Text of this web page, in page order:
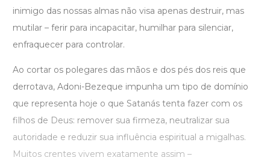
inimigo das nossas almas não visa apenas destruir, mas
mutilar – ferir para incapacitar, humilhar para silenciar,
enfraquecer para controlar.
Ao cortar os polegares das mãos e dos pés dos reis que
derrotava, Adoni-Bezeque impunha um tipo de domínio
que representa hoje o que Satanás tenta fazer com os
filhos de Deus: remover sua firmeza, neutralizar sua
autoridade e reduzir sua influência espiritual a migalhas.
Muitos crentes vivem exatamente assim –